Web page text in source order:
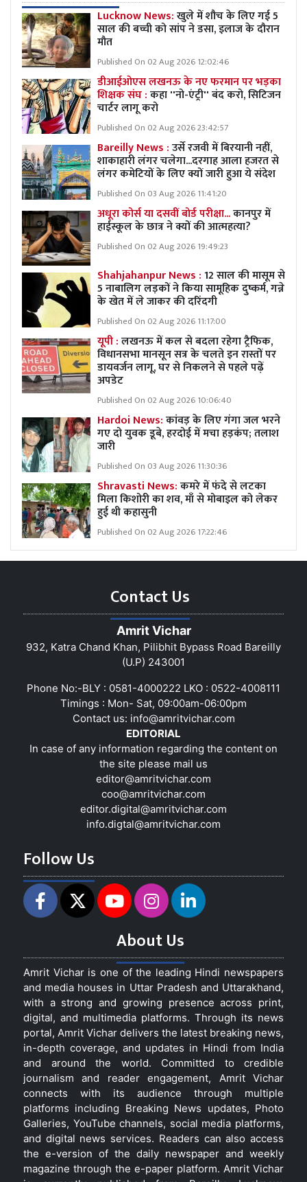
Lucknow News:खुले में शौच के लिए गई 5
साल की बच्ची को सांप ने डसा, इलाज के दौरान
मौत
Published On 02 Aug 2026 12:02:46
डीआईओएस लखनऊ के नए फरमान पर भड़का
शिक्षक संघ :कहा ''नो-एंट्री'' बंद करो, सिटिजन
चार्टर लागू करो
Published On 02 Aug 2026 23:42:57
Bareilly News :उर्से रजवी में बिरयानी नहीं,
शाकाहारी लंगर चलेगा...दरगाह आला हजरत से
लंगर कमेटियों के लिए क्यों जारी हुआ ये संदेश
Published On 03 Aug 2026 11:41:20
अधूरा कोर्स या दसवीं बोर्ड परीक्षा...कानपुर में
हाईस्कूल के छात्र ने क्यों की आत्महत्या?
Published On 02 Aug 2026 19:49:23
Shahjahanpur News :12 साल की मासूम से
5 नाबालिग लड़कों ने किया सामूहिक दुष्कर्म, गन्ने
के खेत में ले जाकर की दरिंदगी
Published On 02 Aug 2026 11:17:00
यूपी :लखनऊ में कल से बदला रहेगा ट्रैफिक,
विधानसभा मानसून सत्र के चलते इन रास्तों पर
डायवर्जन लागू, घर से निकलने से पहले पढ़ें
अपडेट
Published On 02 Aug 2026 10:06:40
Hardoi News:कांवड़ के लिए गंगा जल भरने
गए दो युवक डूबे, हरदोई में मचा हड़कंप; तलाश
जारी
Published On 03 Aug 2026 11:30:36
Shravasti News:कमरे में फंदे से लटका
मिला किशोरी का शव, माँ से मोबाइल को लेकर
हुई थी कहासुनी
Published On 02 Aug 2026 17:22:46
Contact Us
Amrit Vichar
932, Katra Chand Khan, Pilibhit Bypass Road Bareilly
(U.P) 243001
Phone No:-BLY : 0581-4000222 LKO : 0522-4008111
Timings : Mon- Sat, 09:00am-06:00pm
Contact us: info@amritvichar.com
EDITORIAL
In case of any information regarding the content on
the site please mail us
editor@amritvichar.com
coo@amritvichar.com
editor.digital@amritvichar.com
info.digtal@amritvichar.com
Follow Us
About Us
Amrit Vichar is one of the leading Hindi newspapers
and media houses in Uttar Pradesh and Uttarakhand,
with a strong and growing presence across print,
digital, and multimedia platforms. Through its news
portal, Amrit Vichar delivers the latest breaking news,
in-depth coverage, and updates in Hindi from India
and around the world. Committed to credible
journalism and reader engagement, Amrit Vichar
connects with its audience through multiple
platforms including Breaking News updates, Photo
Galleries, YouTube channels, social media platforms,
and digital news services. Readers can also access
the e-version of the daily newspaper and weekly
magazine through the e-paper platform. Amrit Vichar